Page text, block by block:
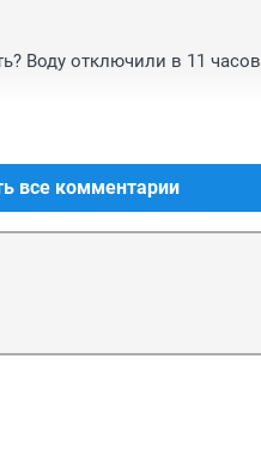
Воду отключили в 11
все комментарии